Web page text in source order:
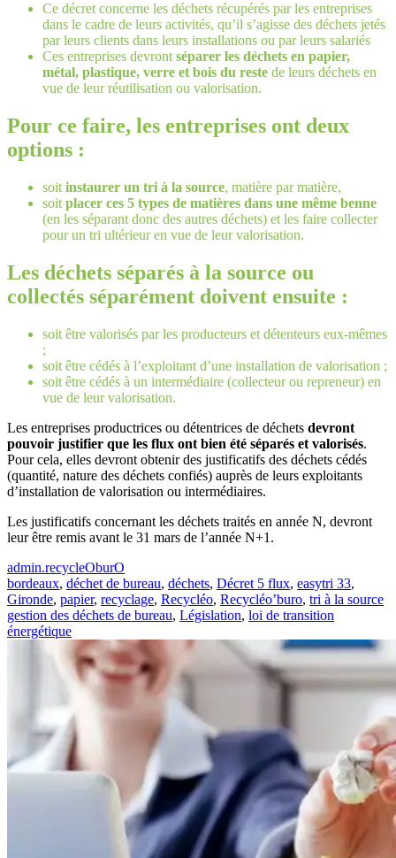
Ce décret concerne les déchets récupérés par les entreprises
dans le cadre de leurs activités, qu’il s’agisse des déchets jetés
par leurs clients dans leurs installations ou par leurs salariés
Ces entreprises devrontséparer les déchets en papier,
métal, plastique, verre et bois du reste de leurs déchets en
vue de leur réutilisation ou valorisation.
Pour ce faire, les entreprises ont deux
options :
soit instaurer un tri à la source, matière par matière,
soit placer ces 5 types de matières dans une même benne
(en les séparant donc des autres déchets) et les faire collecter
pour un tri ultérieur en vue de leur valorisation.
Les déchets séparés à la source ou
collectés séparément doivent ensuite :
soit être valorisés par les producteurs et détenteurs eux-mêmes
;
soit être cédés à l’exploitant d’une installation de valorisation ;
soit être cédés à un intermédiaire (collecteur ou repreneur) en
vue de leur valorisation.
Les entreprises productrices ou détentrices de déchets devront
pouvoir justifier que les flux ont bien été séparés et valorisés.
Pour cela, elles devront obtenir des justificatifs des déchets cédés
(quantité, nature des déchets confiés) auprès de leurs exploitants
d’installation de valorisation ou intermédiaires.
Les justificatifs concernant les déchets traités en année N, devront
leur être remis avant le 31 mars de l’année N+1.
admin.recycleOburO
bordeaux, déchet de bureau, déchets, Décret 5 flux, easytri 33,
Gironde, papier, recyclage, Recycléo, Recycléo’buro, tri à la source
gestion des déchets de bureau, Législation, loi de transition
énergétique